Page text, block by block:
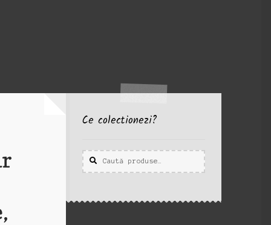
Ce colectionezi?
Caută
după:
Caută